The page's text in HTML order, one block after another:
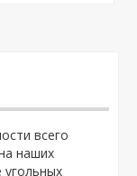
всего
наших